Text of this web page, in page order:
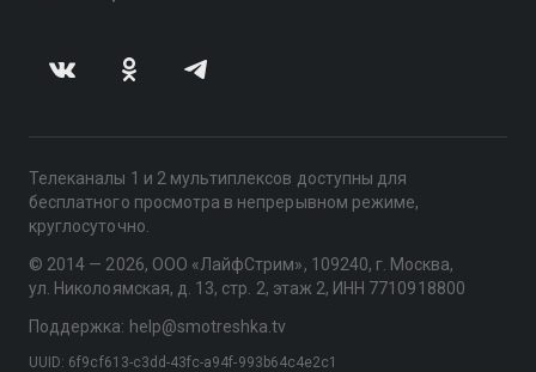
Телеканалы 1 и 2 мультиплексов доступны для
бесплатного просмотра в непрерывном режиме,
круглосуточно.
© 2014 — 2026, ООО «ЛайфСтрим», 109240, г. Москва,
ул. Николоямская, д. 13, стр. 2, этаж 2, ИНН 7710918800
Поддержка: help@smotreshka.tv
UUID: 6f9cf613-c3dd-43fc-a94f-993b64c4e2c1